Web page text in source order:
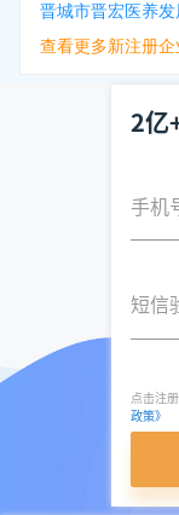
晋城市晋宏医养发
查看更多新注册企
2亿
手机
短信
点击注
政策》